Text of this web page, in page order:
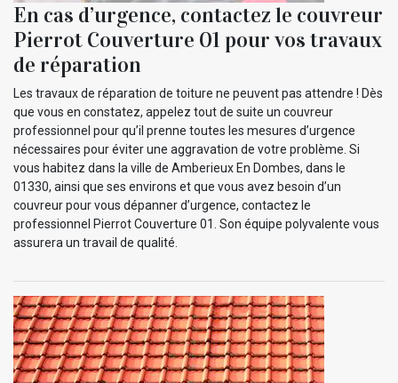
En cas d’urgence, contactez le couvreur
Pierrot Couverture 01 pour vos travaux
de réparation
Les travaux de réparation de toiture ne peuvent pas attendre ! Dès
que vous en constatez, appelez tout de suite un couvreur
professionnel pour qu’il prenne toutes les mesures d’urgence
nécessaires pour éviter une aggravation de votre problème. Si
vous habitez dans la ville de Amberieux En Dombes, dans le
01330, ainsi que ses environs et que vous avez besoin d’un
couvreur pour vous dépanner d’urgence, contactez le
professionnel Pierrot Couverture 01. Son équipe polyvalente vous
assurera un travail de qualité.